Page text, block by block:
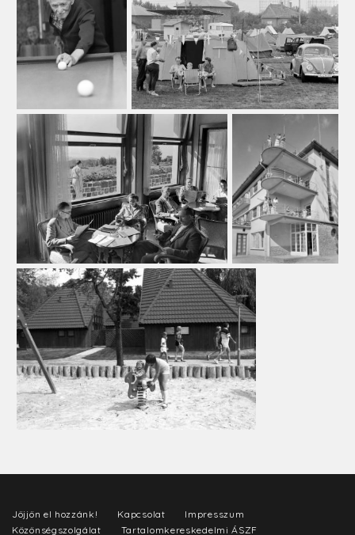
Jöjjön el hozzánk! Kapcsolat
Impresszum
Közönségszolgálat
Tartalomkereskedelmi ÁSZF